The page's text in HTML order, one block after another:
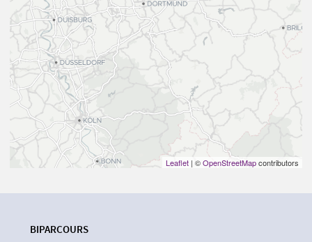
Leaflet | ©OpenStreetMapcontributors
BIPARCOURS